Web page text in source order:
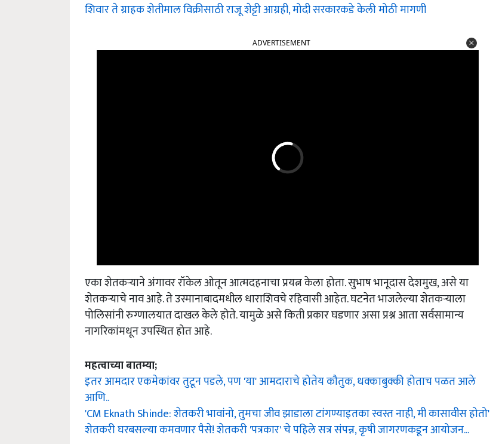
शिवार ते ग्राहक शेतीमाल विक्रीसाठी राजू शेट्टी आग्रही, मोदी सरकारकडे केली मोठी मागणी
ADVERTISEMENT
एका शेतकऱ्याने अंगावर रॉकेल ओतून आत्मदहनाचा प्रयत्न केला होता. सुभाष भानूदास देशमुख, असे या
शेतकऱ्याचे नाव आहे. ते उस्मानाबादमधील धाराशिवचे रहिवासी आहेत. घटनेत भाजलेल्या शेतकऱ्याला
पोलिसांनी रुग्णालयात दाखल केले होते. यामुळे असे किती प्रकार घडणार असा प्रश्न आता सर्वसामान्य
नागरिकांमधून उपस्थित होत आहे.
महत्वाच्या बातम्या;
इतर आमदार एकमेकांवर तुटून पडले, पण 'या' आमदाराचे होतेय कौतुक, धक्काबुक्की होताच पळत आले
आणि..
'CM Eknath Shinde: शेतकरी भावांनो, तुमचा जीव झाडाला टांगण्याइतका स्वस्त नाही, मी कासावीस होतो'
शेतकरी घरबसल्या कमवणार पैसे! शेतकरी 'पत्रकार' चे पहिले सत्र संपन्न, कृषी जागरणकडून आयोजन...